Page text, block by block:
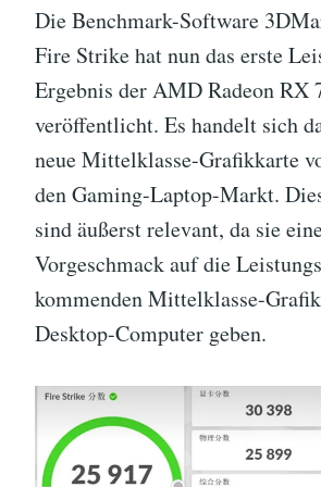
Die Benchmark-Software
Fire Strike hat nun das erste
Ergebnis der AMD Radeon RX
veröffentlicht. Es handelt sich
neue Mittelklasse-Grafikkarte
den Gaming-Laptop-Markt.
sind äußerst relevant, da sie
Vorgeschmack auf die
kommenden Mittelklasse-
Desktop-Computer geben.